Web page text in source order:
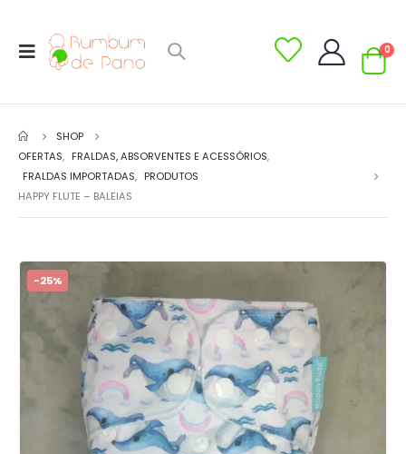
0
SHOP
OFERTAS, FRALDAS, ABSORVENTES E ACESSÓRIOS,
FRALDAS IMPORTADAS, PRODUTOS
HAPPY FLUTE – BALEIAS
-25%